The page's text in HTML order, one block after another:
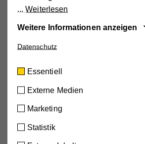
Betriebs GmbH
Erste Bank
IBAN: AT30 2011 1825 5940 0201
Weiterlesen
Essentiell
zugrundeliegenden Vorgänge
unterstützen wichtige Funktionen
sicherzustellen, dass sie so
Ihnen erwartet.
Weitere Informationen anzeigen
Datenschutz
Essentiell
Externe Medien
Marketing
Statistik